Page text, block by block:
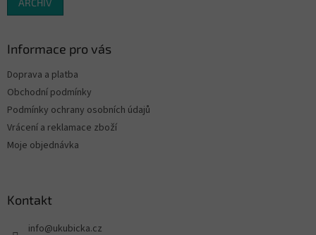
ARCHIV
Informace pro vás
Doprava a platba
Obchodní podmínky
Podmínky ochrany osobních údajů
Vrácení a reklamace zboží
Moje objednávka
Kontakt
info@ukubicka.cz